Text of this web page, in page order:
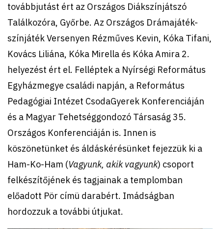
továbbjutást ért az Országos Diákszínjátszó
Találkozóra, Győrbe. Az Országos Drámajáték-
színjáték Versenyen Rézműves Kevin, Kóka Tifani,
Kovács Liliána, Kóka Mirella és Kóka Amira 2.
helyezést ért el. Felléptek a Nyírségi Református
Egyházmegye családi napján, a Református
Pedagógiai Intézet CsodaGyerek Konferenciáján
és a Magyar Tehetséggondozó Társaság 35.
Országos Konferenciáján is. Innen is
köszönetünket és áldáskérésünket fejezzük ki a
Ham-Ko-Ham (Vagyunk, akik vagyunk) csoport
felkészítőjének és tagjainak a templomban
előadott Pör címü darabért. Imádságban
hordozzuk a további útjukat.